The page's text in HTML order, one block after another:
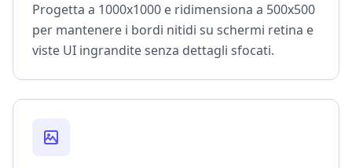
Progetta a 1000x1000 e ridimensiona a 500x500
per mantenere i bordi nitidi su schermi retina e
viste UI ingrandite senza dettagli sfocati.